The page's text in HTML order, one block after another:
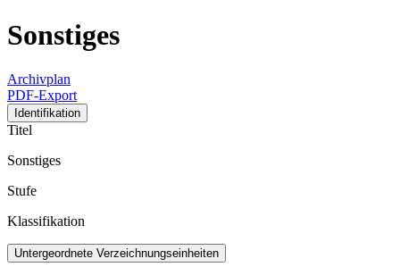
Sonstiges
Archivplan
PDF-Export
Identifikation
Titel
Sonstiges
Stufe
Klassifikation
Untergeordnete Verzeichnungseinheiten